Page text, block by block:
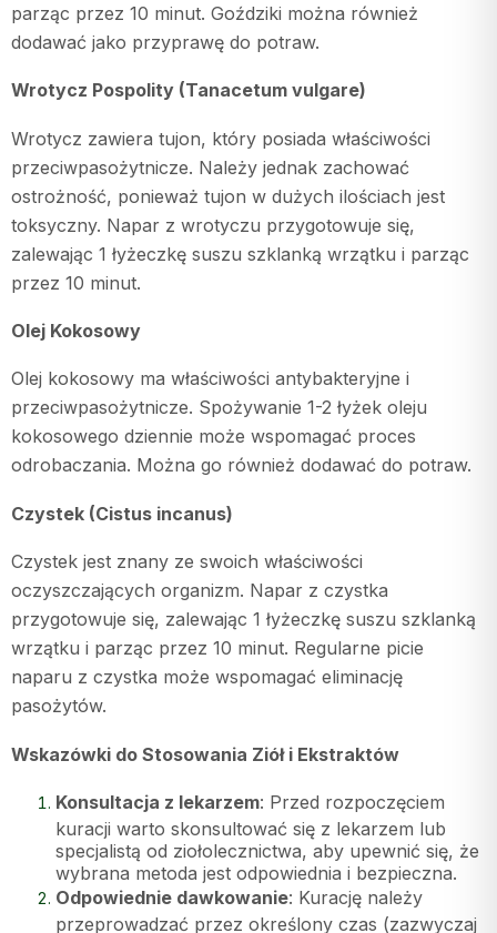
parząc przez 10 minut. Goździki można również
dodawać jako przyprawę do potraw.
Wrotycz Pospolity (Tanacetum vulgare)
Wrotycz zawiera tujon, który posiada właściwości
przeciwpasożytnicze. Należy jednak zachować
ostrożność, ponieważ tujon w dużych ilościach jest
toksyczny. Napar z wrotyczu przygotowuje się,
zalewając 1 łyżeczkę suszu szklanką wrzątku i parząc
przez 10 minut.
Olej Kokosowy
Olej kokosowy ma właściwości antybakteryjne i
przeciwpasożytnicze. Spożywanie 1-2 łyżek oleju
kokosowego dziennie może wspomagać proces
odrobaczania. Można go również dodawać do potraw.
Czystek (Cistus incanus)
Czystek jest znany ze swoich właściwości
oczyszczających organizm. Napar z czystka
przygotowuje się, zalewając 1 łyżeczkę suszu szklanką
wrzątku i parząc przez 10 minut. Regularne picie
naparu z czystka może wspomagać eliminację
pasożytów.
Wskazówki do Stosowania Ziół i Ekstraktów
Konsultacja z lekarzem: Przed rozpoczęciem
kuracji warto skonsultować się z lekarzem lub
specjalistą od ziołolecznictwa, aby upewnić się, że
wybrana metoda jest odpowiednia i bezpieczna.
Odpowiednie dawkowanie: Kurację należy
przeprowadzać przez określony czas (zazwyczaj